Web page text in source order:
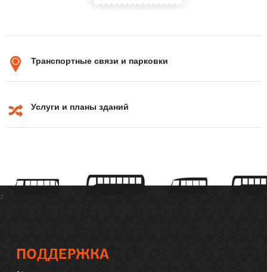
Транспортные связи и парковки
Услуги и планы зданий
ПОДДЕРЖКА